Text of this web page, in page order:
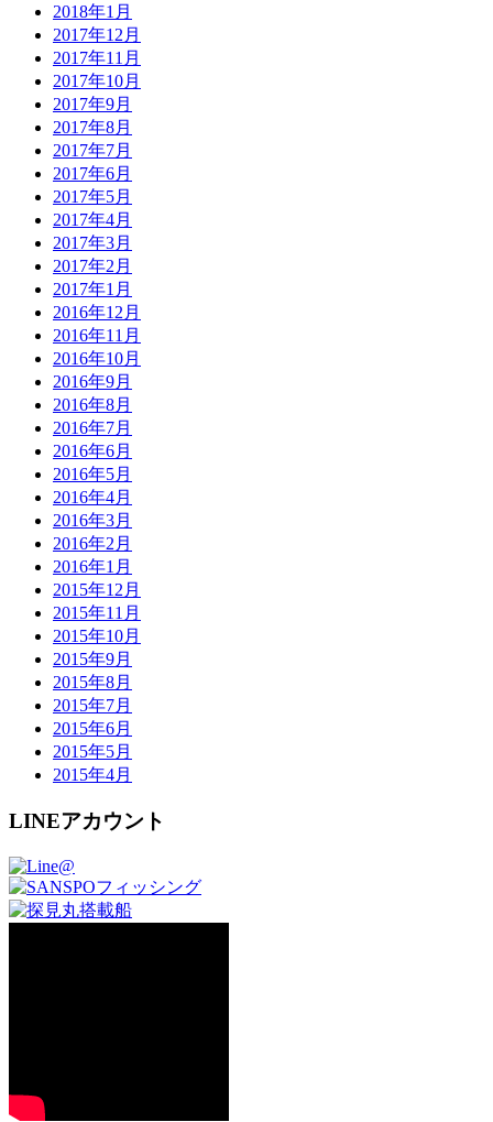
2018年1月
2017年12月
2017年11月
2017年10月
2017年9月
2017年8月
2017年7月
2017年6月
2017年5月
2017年4月
2017年3月
2017年2月
2017年1月
2016年12月
2016年11月
2016年10月
2016年9月
2016年8月
2016年7月
2016年6月
2016年5月
2016年4月
2016年3月
2016年2月
2016年1月
2015年12月
2015年11月
2015年10月
2015年9月
2015年8月
2015年7月
2015年6月
2015年5月
2015年4月
LINEアカウント